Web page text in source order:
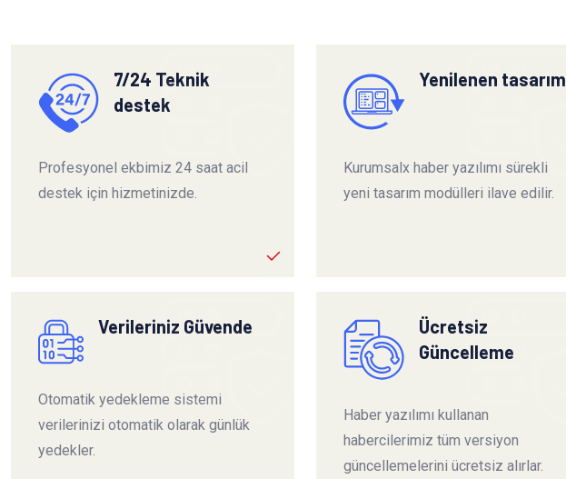
7/24 Teknik
destek
Profesyonel ekbimiz 24 saat acil
destek için hizmetinizde.
Yenilenen tasarım
Kurumsalx haber yazılımı sürekli
yeni tasarım modülleri ilave edilir.
Verileriniz Güvende
Otomatik yedekleme sistemi
verilerinizi otomatik olarak günlük
yedekler.
Ücretsiz
Güncelleme
Haber yazılımı kullanan
habercilerimiz tüm versiyon
güncellemelerini ücretsiz alırlar.